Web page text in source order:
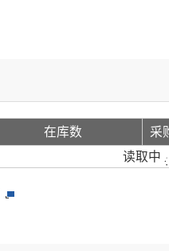
在库数
采
读取中